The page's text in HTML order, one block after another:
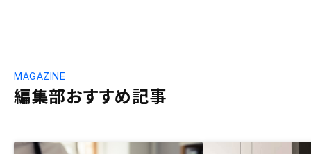
編集部おすすめ記事
MAGAZINE